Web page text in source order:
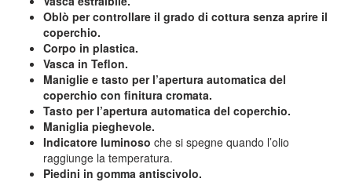
Oblò per controllare il grado di cottura senza aprire il
coperchio.
Corpo in plastica.
Vasca in Teflon.
Maniglie e tasto per l’apertura automatica del
coperchio con finitura cromata.
Tasto per l’apertura automatica del coperchio.
Maniglia pieghevole.
Indicatore luminoso che si spegne quando l’olio
raggiunge la temperatura.
Piedini in gomma antiscivolo.